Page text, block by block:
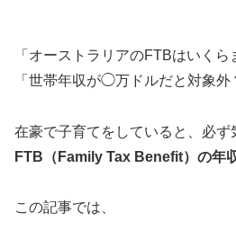
「オーストラリアのFTBはいくら
「世帯年収が◯万ドルだと対象外
在豪で子育てをしていると、必ず
FTB（Family Tax Benefit）の年
この記事では、